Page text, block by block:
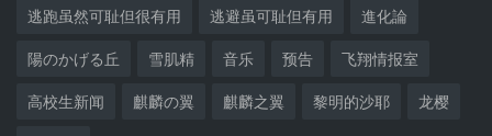
逃跑虽然可耻但很有用 逃避虽可耻但有用 進化論
陽のかげる丘 雪肌精 音乐 预告 飞翔情报室
高校生新闻 麒麟の翼 麒麟之翼 黎明的沙耶 龙樱